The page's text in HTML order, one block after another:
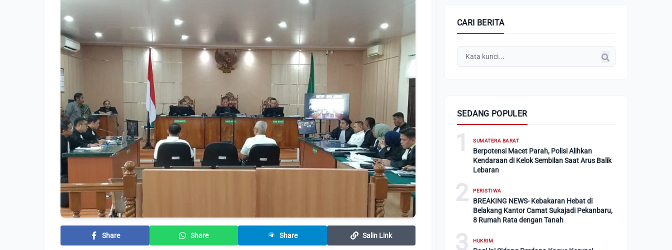
Share Share Share Salin Link
CARI BERITA
SEDANG POPULER
1 SUMATERA BARAT
Berpotensi Macet Parah, Polisi Alihkan
Kendaraan di Kelok Sembilan Saat Arus Balik
Lebaran
2 PERISTIWA
BREAKING NEWS- Kebakaran Hebat di
Belakang Kantor Camat Sukajadi Pekanbaru,
8 Rumah Rata dengan Tanah
3 HUKRIM